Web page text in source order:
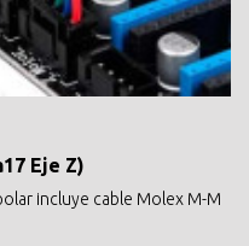
Eje Z)
incluye cable Molex M-M